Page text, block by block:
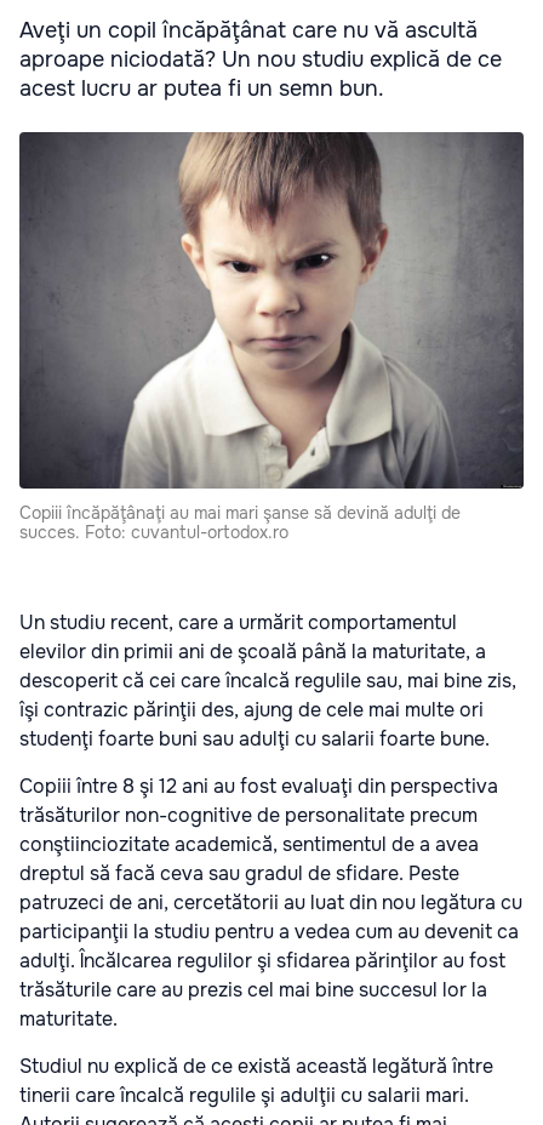
Aveţi un copil încăpăţânat care nu vă ascultă
aproape niciodată? Un nou studiu explică de ce
acest lucru ar putea fi un semn bun.
Copiii încăpăţânaţi au mai mari şanse să devină adulţi de
succes. Foto: cuvantul-ortodox.ro
Un studiu recent, care a urmărit comportamentul
elevilor din primii ani de şcoală până la maturitate, a
descoperit că cei care încalcă regulile sau, mai bine zis,
îşi contrazic părinţii des, ajung de cele mai multe ori
studenţi foarte buni sau adulţi cu salarii foarte bune.
Copiii între 8 şi 12 ani au fost evaluaţi din perspectiva
trăsăturilor non-cognitive de personalitate precum
conştiinciozitate academică, sentimentul de a avea
dreptul să facă ceva sau gradul de sfidare. Peste
patruzeci de ani, cercetătorii au luat din nou legătura cu
participanţii la studiu pentru a vedea cum au devenit ca
adulţi. Încălcarea regulilor şi sfidarea părinţilor au fost
trăsăturile care au prezis cel mai bine succesul lor la
maturitate.
Studiul nu explică de ce există această legătură între
tinerii care încalcă regulile şi adulţii cu salarii mari.